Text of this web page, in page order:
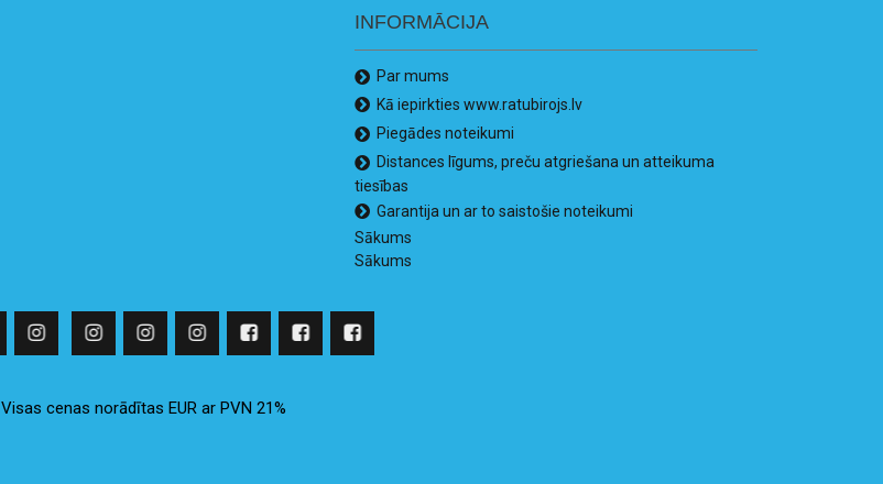
INFORMĀCIJA
Par mums
Kā iepirkties www.ratubirojs.lv
Piegādes noteikumi
Distances līgums, preču atgriešana un atteikuma
tiesības
Garantija un ar to saistošie noteikumi
Sākums
Sākums
Visas cenas norādītas EUR ar PVN 21%